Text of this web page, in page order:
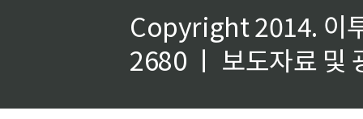
Copyright 2014. 이
2680 ㅣ 보도자료